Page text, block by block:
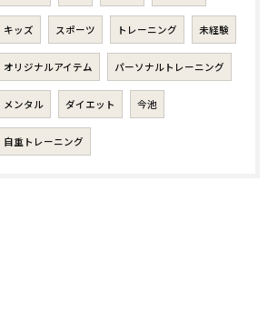
キッズ スポーツ トレーニング 未経験
オリジナルアイテム パーソナルトレーニング
メンタル ダイエット 今池
自重トレーニング